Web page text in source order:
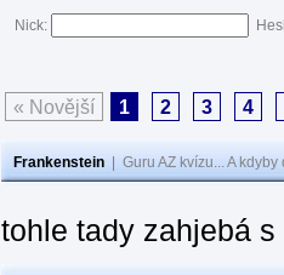
Nick:
« Novější 1 2 3 4
Frankenstein Guru AZ kvízu... A
tohle tady zahjebá